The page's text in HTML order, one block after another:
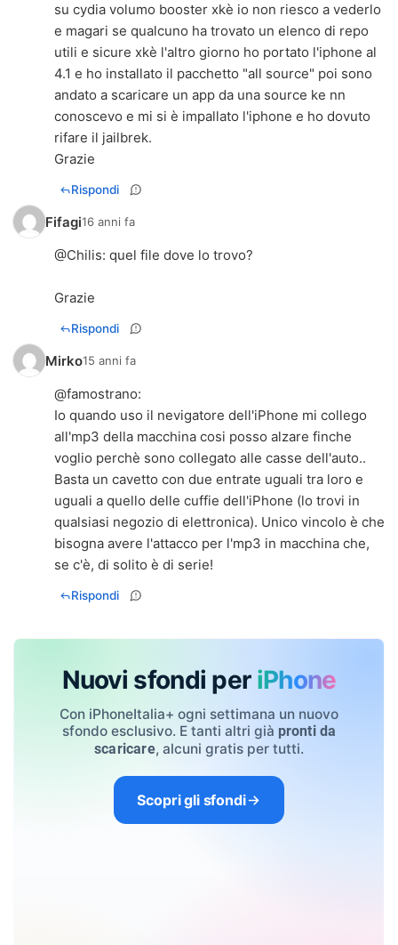
su cydia volumo booster xkè io non riesco a vederlo
e magari se qualcuno ha trovato un elenco di repo
utili e sicure xkè l'altro giorno ho portato l'iphone al
4.1 e ho installato il pacchetto "all source" poi sono
andato a scaricare un app da una source ke nn
conoscevo e mi si è impallato l'iphone e ho dovuto
rifare il jailbrek.
Grazie
Rispondi
Fifagi16 anni fa
@Chilis: quel file dove lo trovo?
Grazie
Rispondi
Mirko15 anni fa
@famostrano:
Io quando uso il nevigatore dell'iPhone mi collego
all'mp3 della macchina cosi posso alzare finche
voglio perchè sono collegato alle casse dell'auto..
Basta un cavetto con due entrate uguali tra loro e
uguali a quello delle cuffie dell'iPhone (lo trovi in
qualsiasi negozio di elettronica). Unico vincolo è che
bisogna avere l'attacco per l'mp3 in macchina che,
se c'è, di solito è di serie!
Rispondi
Nuovi sfondi per iPhone
Con iPhoneItalia+ ogni settimana un nuovo
sfondo esclusivo. E tanti altri già pronti da
scaricare, alcuni gratis per tutti.
Scopri gli sfondi